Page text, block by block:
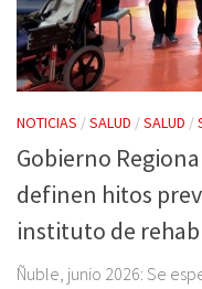
NOTICIAS /SALUD /SALUD /
Gobierno
definen hitos
instituto de
Ñuble, junio 2026: Se